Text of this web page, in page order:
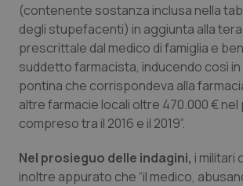
Oncologia & Nutrizione
Psoriasi & pelle
Quotidiano Cardiologia
Quotidiano Chirurgia
(contenente sostanza inclusa nella
degli stupefacenti) in aggiunta alla
prescrittale dal medico di famiglia e
suddetto farmacista, inducendo così in
pontina che corrispondeva alla
altre farmacie locali oltre 470.000 € nel
compreso tra il 2016 e il 2019”.
Nel prosieguo delle indagini, i militari
inoltre appurato che “il medico,